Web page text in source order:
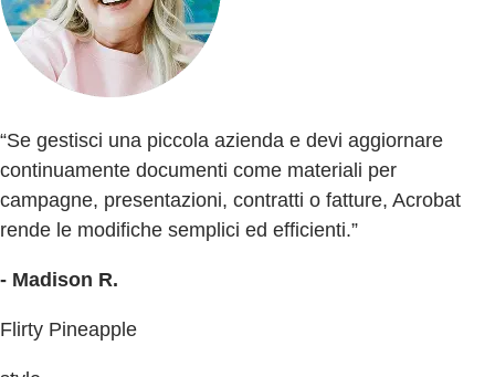
“Se gestisci una piccola azienda e devi aggiornare
continuamente documenti come materiali per
campagne, presentazioni, contratti o fatture, Acrobat
rende le modifiche semplici ed efficienti.”
- Madison R.
Flirty Pineapple